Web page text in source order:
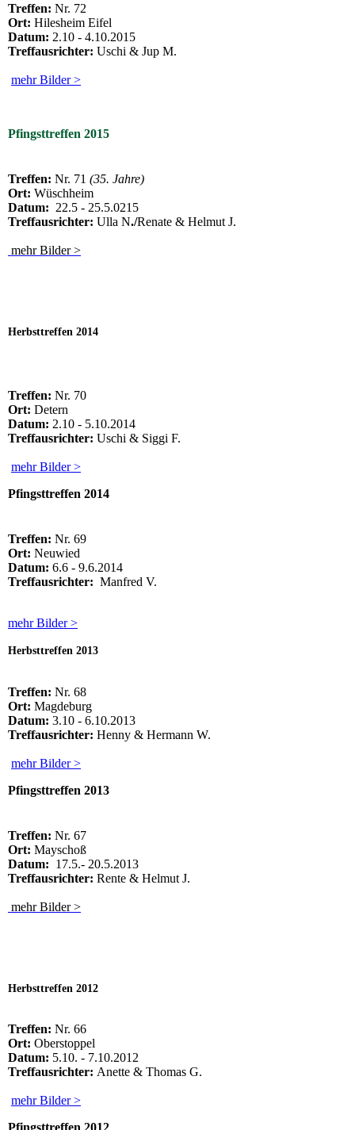
Treffen: Nr. 72
Ort: Hilesheim Eifel
Datum: 2.10 - 4.10.2015
Treffausrichter: Uschi & Jup M.
mehr Bilder >
Pfingsttreffen 2015
Treffen: Nr. 71 (35. Jahre)
Ort: Wüschheim
Datum: 22.5 - 25.5.0215
Treffausrichter: Ulla N./Renate & Helmut J.
mehr Bilder >
Herbsttreffen 2014
Treffen: Nr. 70
Ort: Detern
Datum: 2.10 - 5.10.2014
Treffausrichter: Uschi & Siggi F.
mehr Bilder >
Pfingsttreffen 2014
Treffen: Nr. 69
Ort: Neuwied
Datum: 6.6 - 9.6.2014
Treffausrichter: Manfred V.
mehr Bilder >
Herbsttreffen 2013
Treffen: Nr. 68
Ort: Magdeburg
Datum: 3.10 - 6.10.2013
Treffausrichter: Henny & Hermann W.
mehr Bilder >
Pfingsttreffen 2013
Treffen: Nr. 67
Ort: Mayschoß
Datum: 17.5.- 20.5.2013
Treffausrichter: Rente & Helmut J.
mehr Bilder >
Herbsttreffen 2012
Treffen: Nr. 66
Ort: Oberstoppel
Datum: 5.10. - 7.10.2012
Treffausrichter: Anette & Thomas G.
mehr Bilder >
Pfingsttreffen 2012